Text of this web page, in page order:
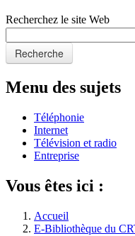
Recherchez le site Web
Recherche
Menu des sujets
Téléphonie
Internet
Télévision et radio
Entreprise
Vous êtes ici :
Accueil
E-Bibliothèque du